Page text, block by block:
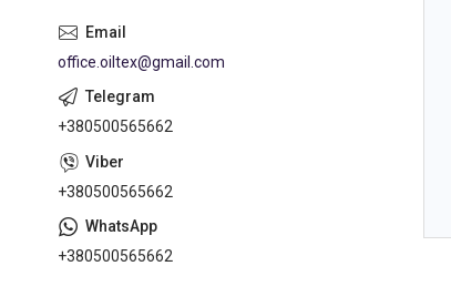
office.oiltex@gmail.com
+380500565662
+380500565662
+380500565662